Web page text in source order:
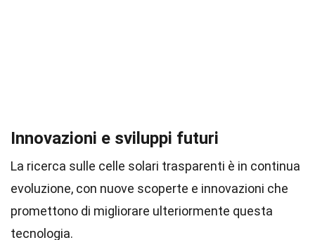
Innovazioni e sviluppi futuri
La ricerca sulle celle solari trasparenti è in continua
evoluzione, con nuove scoperte e innovazioni che
promettono di migliorare ulteriormente questa
tecnologia.